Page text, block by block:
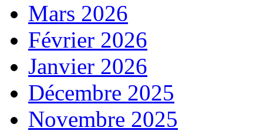
Mars 2026
Février 2026
Janvier 2026
Décembre 2025
Novembre 2025